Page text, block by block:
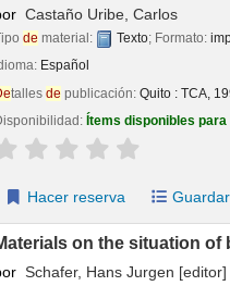
Castaño Uribe, Carlos
de material: Texto; Formato:
Español
tallesde publicación:Quito :TCA,
Ítems disponibles
Hacer reserva
on the situation
Schafer, Hans Jurgen [editor]